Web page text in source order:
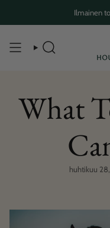
content
Ilmainen
SEARCH
What
huhtikuu